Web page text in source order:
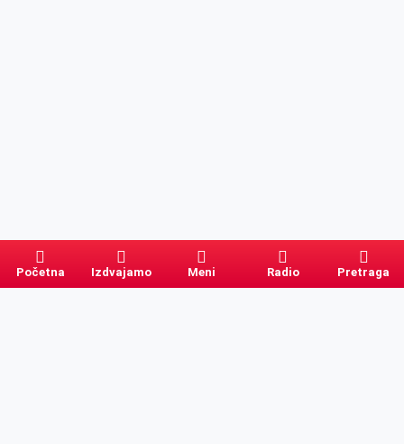
Početna Izdvajamo Meni Radio Pretraga